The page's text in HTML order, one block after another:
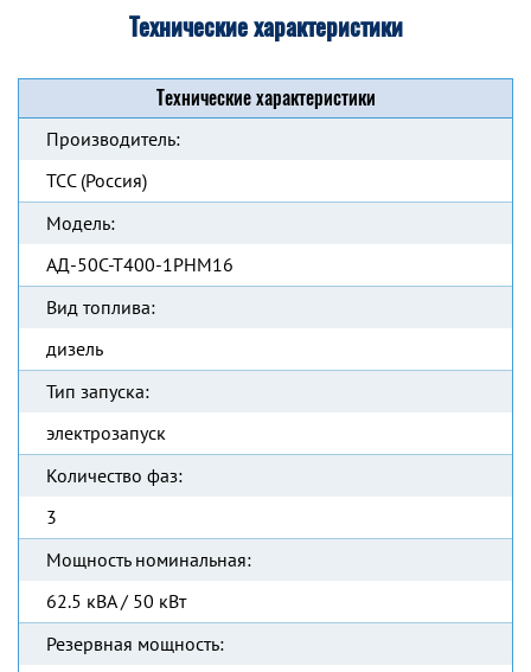
Технические характеристики
Технические характеристики
Производитель:
ТСС (Россия)
Модель:
АД-50С-Т400-1РНМ16
Вид топлива:
дизель
Тип запуска:
электрозапуск
Количество фаз:
3
Мощность номинальная:
62.5 кВА / 50 кВт
Резервная мощность: